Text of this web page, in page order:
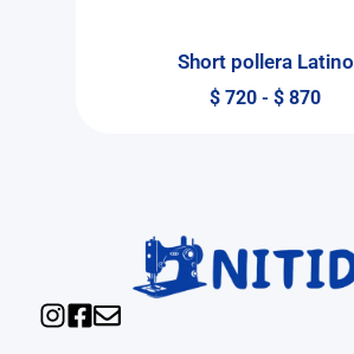
Short pollera Latino
$ 720 - $ 870